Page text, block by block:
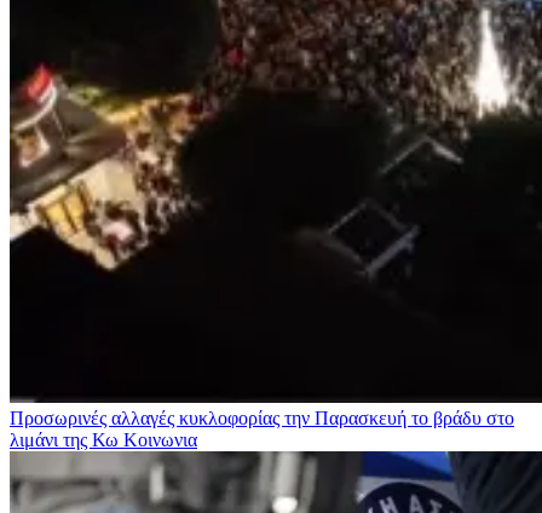
Προσωρινές αλλαγές κυκλοφορίας την Παρασκευή το βράδυ στο
λιμάνι της Κω Κοινωνια